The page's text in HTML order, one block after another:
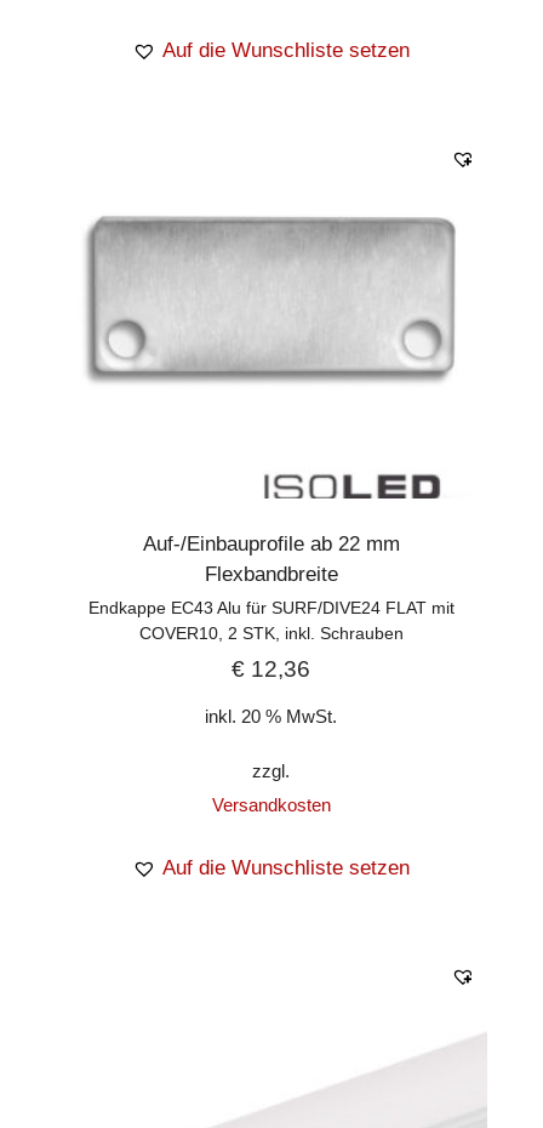
Auf die Wunschliste setzen
Auf-/Einbauprofile ab 22 mm
Flexbandbreite
Endkappe EC43 Alu für SURF/DIVE24 FLAT mit
COVER10, 2 STK, inkl. Schrauben
€ 12,36
inkl. 20 % MwSt.
zzgl.
Versandkosten
Auf die Wunschliste setzen